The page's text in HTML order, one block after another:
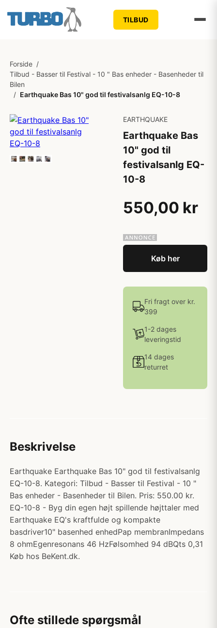
TILBUD
Forside /
Tilbud - Basser til Festival - 10 " Bas enheder - Basenheder til
Bilen
/ Earthquake Bas 10" god til festivalsanlg EQ-10-8
EARTHQUAKE
Earthquake Bas
10" god til
festivalsanlg EQ-
10-8
550,00 kr
Køb her
Fri fragt over kr.
399
1-2 dages
leveringstid
14 dages
returret
Beskrivelse
Earthquake Earthquake Bas 10" god til festivalsanlg
EQ-10-8. Kategori: Tilbud - Basser til Festival - 10 "
Bas enheder - Basenheder til Bilen. Pris: 550.00 kr.
EQ-10-8 - Byg din egen højt spillende højttaler med
Earthquake EQ's kraftfulde og kompakte
basdriver10" basenhed enhedPap membranImpedans
8 ohmEgenresonans 46 HzFølsomhed 94 dBQts 0,31
Køb hos BeKent.dk.
Ofte stillede spørgsmål